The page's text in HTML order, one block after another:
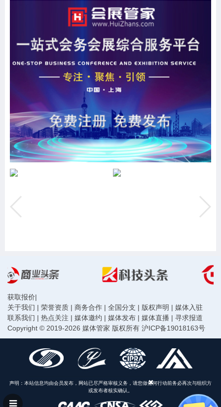
获取报价|
关于我们 | 荣誉资质 | 商务合作 | 全国分支 | 版权声明 | 媒体入驻
联系我们 | 热点关注 | 媒体邀约 | 媒体发布 | 媒体直播 | 寻求报道
Copyright © 2019-2026 媒体管家 版权所有 沪ICP备19018163号
声明：本站信息均由会员发布，网站已尽严格审核义务，请您做任何行动前务必再次与组织方
或发布者核实确认。